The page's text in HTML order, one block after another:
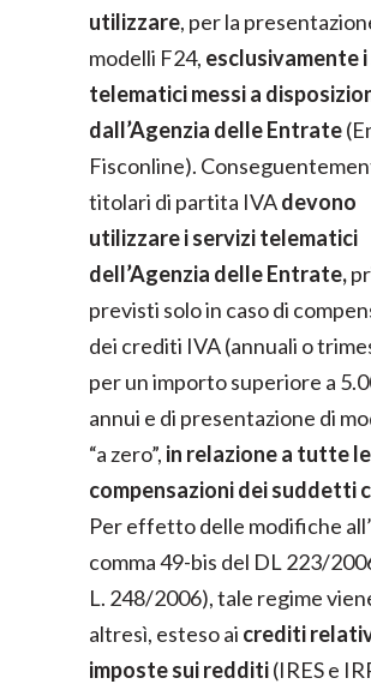
utilizzare, per la
modelli F24, esclusivamente
telematici messi a
dall’Agenzia delle Entrate
Fisconline).
titolari di partita IVAdevono
utilizzare i servizi telematici
dell’Agenzia delle Entrate,
previsti solo in caso di
dei crediti IVA (annuali o
per un importo superiore a
annui e di presentazione di
“a zero”, in relazione a tutte le
compensazioni dei suddetti
Per effetto delle modifiche
comma 49-bis del DL 223/
L. 248/2006), tale regime
altresì, esteso ai crediti
imposte sui redditi(IRES e